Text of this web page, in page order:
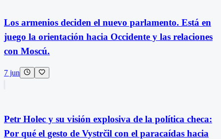
Los armenios deciden el nuevo parlamento. Está en
juego la orientación hacia Occidente y las relaciones
con Moscú.
7 jun
Petr Holec y su visión explosiva de la política checa:
Por qué el gesto de Vystrčil con el paracaídas hacia